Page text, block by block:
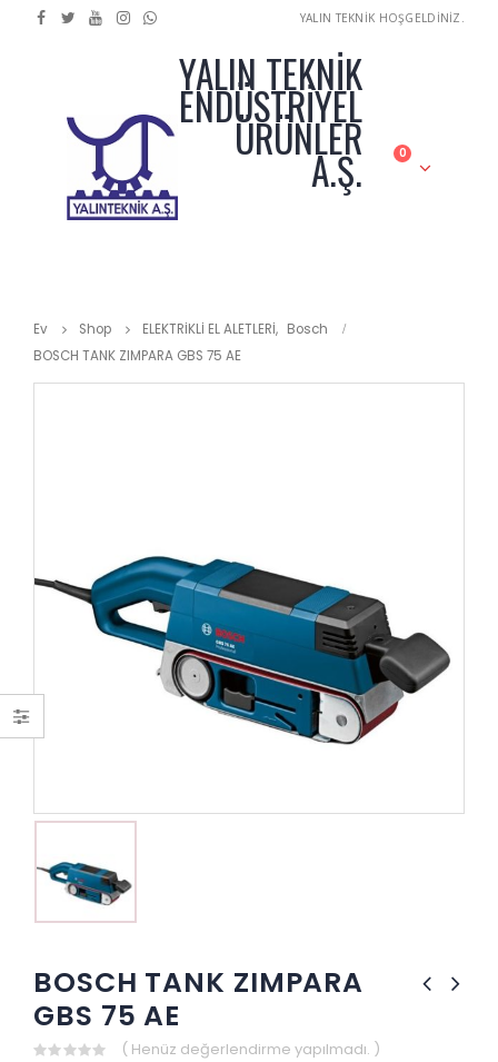
YALIN TEKNİK HOŞGELDİNİZ.
YALIN TEKNİK
ENDÜSTRİYEL
ÜRÜNLER
A.Ş. 0
Ev Shop ELEKTRİKLİ EL ALETLERİ, Bosch
BOSCH TANK ZIMPARA GBS 75 AE
BOSCH TANK ZIMPARA
GBS 75 AE
( Henüz değerlendirme yapılmadı. )